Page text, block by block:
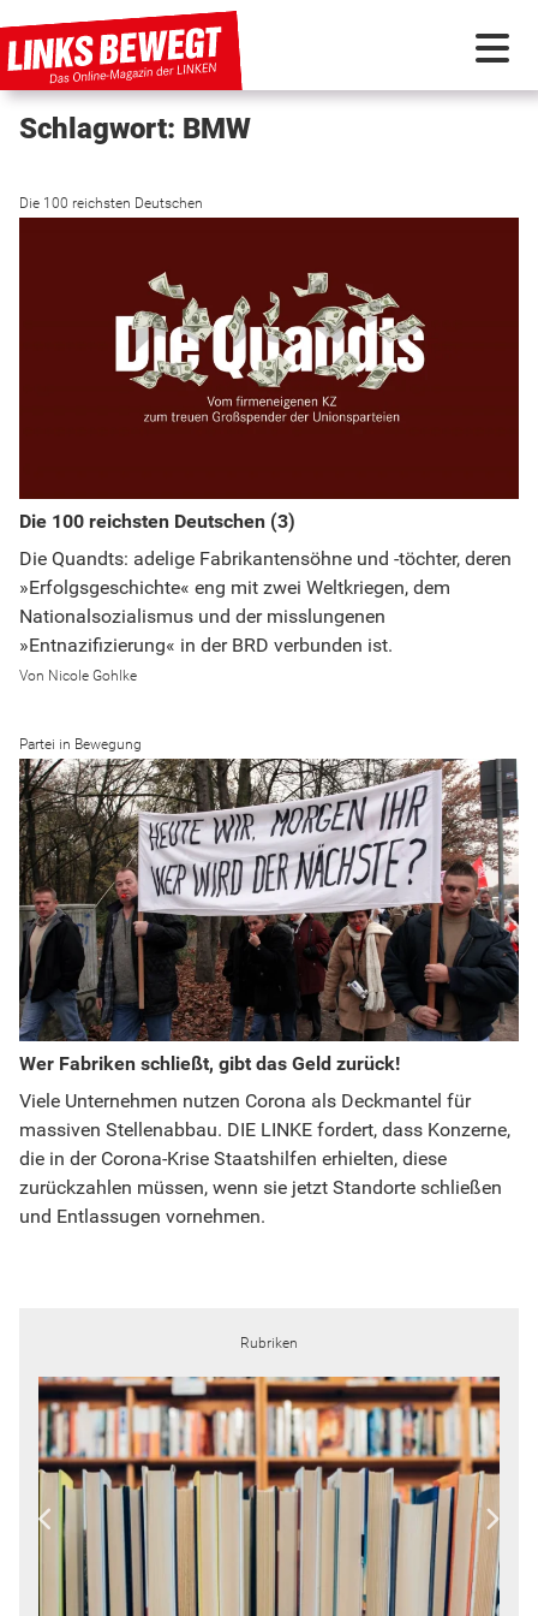
PARTEI IN BEWEGUNG
PROGRAMMDEBATTE
DISKUSSIONSSTOFF
Schlagwort: BMW
Die 100 reichsten Deutschen
Die 100 reichsten Deutschen (3)
Die Quandts: adelige Fabrikantensöhne und -töchter, deren
»Erfolgsgeschichte« eng mit zwei Weltkriegen, dem
Nationalsozialismus und der misslungenen
»Entnazifizierung« in der BRD verbunden ist.
Nicole Gohlke
Partei in Bewegung
Wer Fabriken schließt, gibt das Geld zurück!
Viele Unternehmen nutzen Corona als Deckmantel für
massiven Stellenabbau. DIE LINKE fordert, dass Konzerne,
die in der Corona-Krise Staatshilfen erhielten, diese
zurückzahlen müssen, wenn sie jetzt Standorte schließen
und Entlassugen vornehmen.
Rubriken